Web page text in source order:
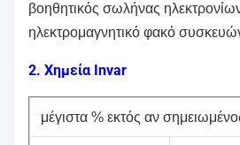
βοηθητικός σωλήνας
ηλεκτρομαγνητικό φακό
2. Χημεία Invar
μέγιστα % εκτός αν